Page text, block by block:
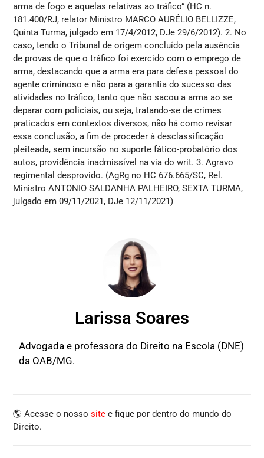
arma de fogo e aquelas relativas ao tráfico” (HC n.
181.400/RJ, relator Ministro MARCO AURÉLIO BELLIZZE,
Quinta Turma, julgado em 17/4/2012, DJe 29/6/2012). 2. No
caso, tendo o Tribunal de origem concluído pela ausência
de provas de que o tráfico foi exercido com o emprego de
arma, destacando que a arma era para defesa pessoal do
agente criminoso e não para a garantia do sucesso das
atividades no tráfico, tanto que não sacou a arma ao se
deparar com policiais, ou seja, tratando-se de crimes
praticados em contextos diversos, não há como revisar
essa conclusão, a fim de proceder à desclassificação
pleiteada, sem incursão no suporte fático-probatório dos
autos, providência inadmissível na via do writ. 3. Agravo
regimental desprovido. (AgRg no HC 676.665/SC, Rel.
Ministro ANTONIO SALDANHA PALHEIRO, SEXTA TURMA,
julgado em 09/11/2021, DJe 12/11/2021)
Larissa Soares
Advogada e professora do Direito na Escola (DNE)
da OAB/MG.
🌎 Acesse o nossosite e fique por dentro do mundo do
Direito.